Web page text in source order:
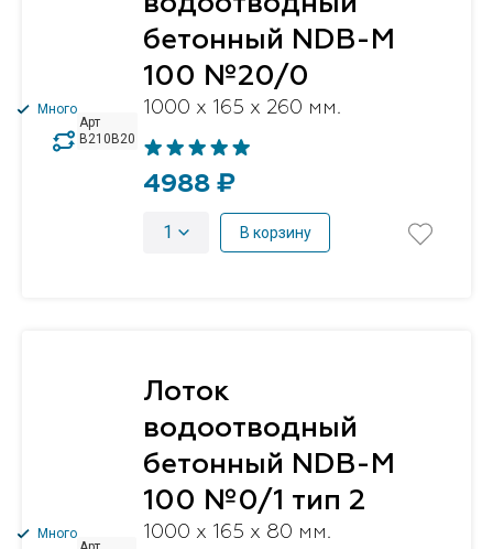
Арт
B210B20
Много
бетонный NDB-M
100 №20/0
1000 x 165 x 260 мм.
4988 ₽
1 В корзину
Много
Лоток
водоотводный
бетонный NDB-M
100 №0/1 тип 2
1000 x 165 x 80 мм.